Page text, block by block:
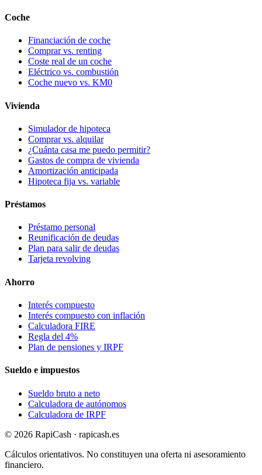
Coche
Financiación de coche
Comprar vs. renting
Coste real de un coche
Eléctrico vs. combustión
Coche nuevo vs. KM0
Vivienda
Simulador de hipoteca
Comprar vs. alquilar
¿Cuánta casa me puedo permitir?
Gastos de compra de vivienda
Amortización anticipada
Hipoteca fija vs. variable
Préstamos
Préstamo personal
Reunificación de deudas
Plan para salir de deudas
Tarjeta revolving
Ahorro
Interés compuesto
Interés compuesto con inflación
Calculadora FIRE
Regla del 4%
Plan de pensiones y IRPF
Sueldo e impuestos
Sueldo bruto a neto
Calculadora de autónomos
Calculadora de IRPF
© 2026 RapiCash · rapicash.es
Cálculos orientativos. No constituyen una oferta ni asesoramiento
financiero.